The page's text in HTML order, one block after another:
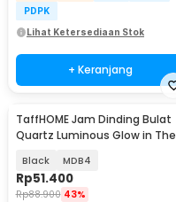
PDPK
Lihat Ketersediaan Stok
+ Keranjang
TaffHOME Jam Dinding Bulat
Quartz Luminous Glow in The
Black MDB4
Rp51.400
Rp88.900 43%